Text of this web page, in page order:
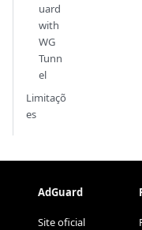
uard
with
WG
Tunn
el
Limitaçõ
es
AdGuard
Site oficial